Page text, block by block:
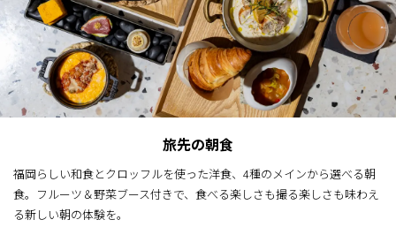
旅先の朝食
福岡らしい和食とクロッフルを使った洋食、4種のメインから選べる朝
食。フルーツ＆野菜ブース付きで、食べる楽しさも撮る楽しさも味わえ
る新しい朝の体験を。